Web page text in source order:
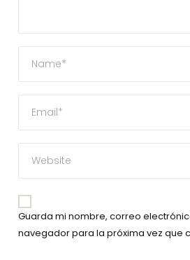
Guarda mi nombre, correo
navegador para la próxima vez que